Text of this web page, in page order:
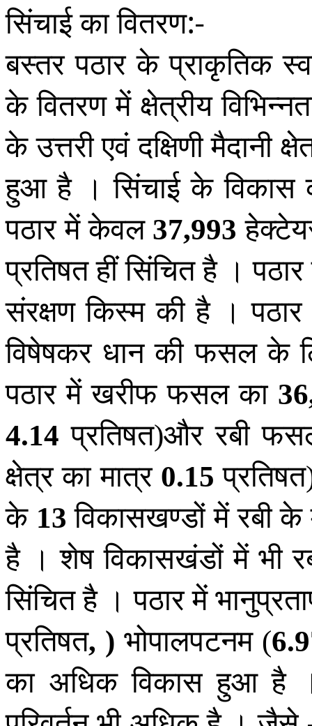
सिंचाई का वितरण:-
बस्तर पठार के प्राकृतिक
के वितरण में क्षेत्रीय
के उत्तरी एवं दक्षिणी मैदानी
हुआ है । सिंचाई के विकास
पठार में केवल 37,993
प्रतिषत हीं सिंचित है ।
संरक्षण किस्म की है ।
विषेषकर धान की फसल के
पठार में खरीफ फसल का 36
4.14 प्रतिषत)और रबी
क्षेत्र का मात्र 0.15 प्रतिषत
के 13 विकासखण्डों में रबी के
है । शेष विकासखंडों में भी
सिंचित है । पठार में
प्रतिषत, ) भोपालपटनम (6.
का अधिक विकास हुआ है